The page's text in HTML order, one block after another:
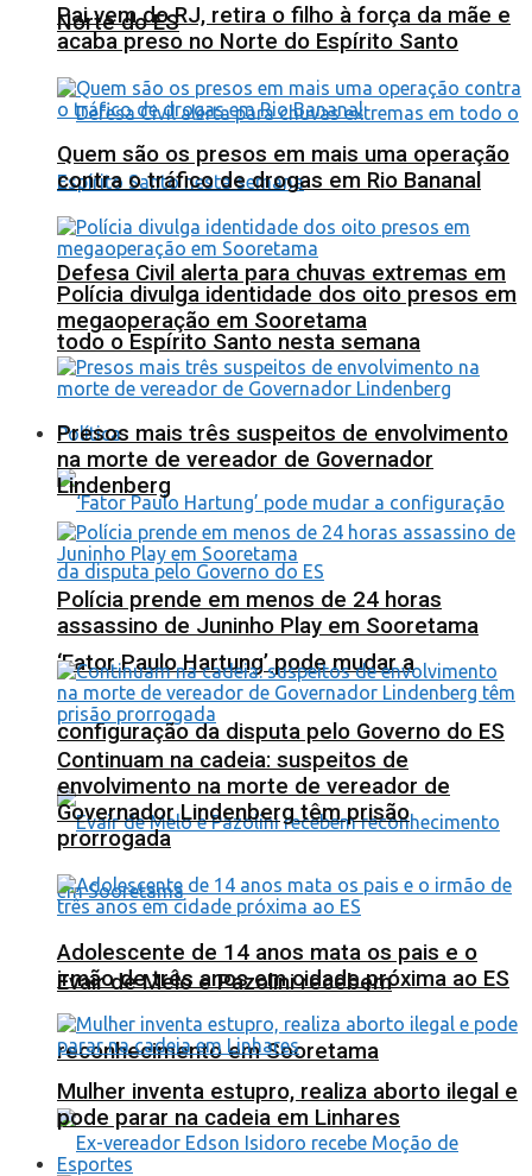
Norte do ES
Defesa Civil alerta para chuvas extremas em
todo o Espírito Santo nesta semana
Política
‘Fator Paulo Hartung’ pode mudar a
configuração da disputa pelo Governo do ES
Evair de Melo e Pazolini recebem
reconhecimento em Sooretama
Pai vem do RJ, retira o filho à força da mãe e
acaba preso no Norte do Espírito Santo
Quem são os presos em mais uma operação
contra o tráfico de drogas em Rio Bananal
Polícia divulga identidade dos oito presos em
megaoperação em Sooretama
Presos mais três suspeitos de envolvimento
na morte de vereador de Governador
Lindenberg
Polícia prende em menos de 24 horas
assassino de Juninho Play em Sooretama
Continuam na cadeia: suspeitos de
envolvimento na morte de vereador de
Governador Lindenberg têm prisão
prorrogada
Adolescente de 14 anos mata os pais e o
irmão de três anos em cidade próxima ao ES
Mulher inventa estupro, realiza aborto ilegal e
pode parar na cadeia em Linhares
Esportes